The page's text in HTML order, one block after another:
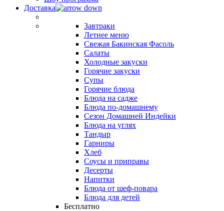
Доставка
Завтраки
Летнее меню
Свежая Бакинская Фасоль
Салаты
Холодные закуски
Горячие закуски
Супы
Горячие блюда
Блюда на садже
Блюда по-домашнему
Сезон Домашней Индейки
Блюда на углях
Тандыр
Гарниры
Хлеб
Соусы и приправы
Десерты
Напитки
Блюда от шеф-повара
Блюда для детей
Бесплатно